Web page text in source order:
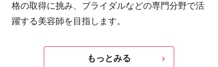
格の取得に挑み、ブライダルなどの専門分野で活
躍する美容師を目指します。
もっとみる